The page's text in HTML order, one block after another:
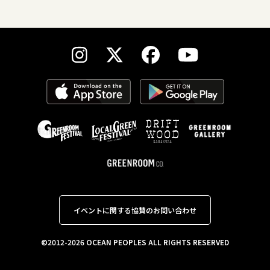
イベントに関する協賛のお問い合わせ
©2012-2026 OCEAN PEOPLES ALL RIGHTS RESERVED